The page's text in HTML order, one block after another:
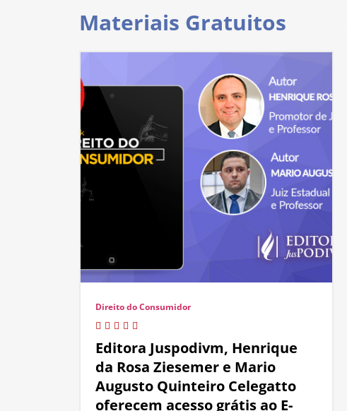
Materiais Gratuitos
Direito do Consumidor
Editora Juspodivm, Henrique
da Rosa Ziesemer e Mario
Augusto Quinteiro Celegatto
oferecem acesso grátis ao E-